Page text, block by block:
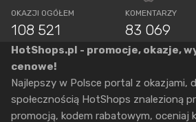
OKAZJI OGÓŁEM
108 521
KOMENTARZY
83 069
HotShops.pl - promocje, okazje,
cenowe!
Najlepszy w Polsce portal z okazjami,
społecznością HotShops znalezioną
promocją, kodem rabatowym, oceniaj